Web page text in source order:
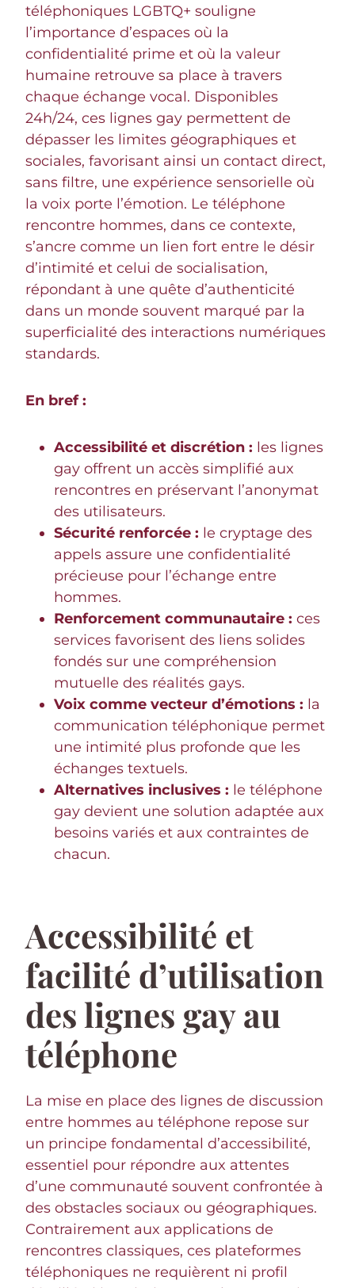
téléphoniques LGBTQ+ souligne
l’importance d’espaces où la
confidentialité prime et où la valeur
humaine retrouve sa place à travers
chaque échange vocal. Disponibles
24h/24, ces lignes gay permettent de
dépasser les limites géographiques et
sociales, favorisant ainsi un contact direct,
sans filtre, une expérience sensorielle où
la voix porte l’émotion. Le téléphone
rencontre hommes, dans ce contexte,
s’ancre comme un lien fort entre le désir
d’intimité et celui de socialisation,
répondant à une quête d’authenticité
dans un monde souvent marqué par la
superficialité des interactions numériques
standards.
En bref :
Accessibilité et discrétion : les lignes
gay offrent un accès simplifié aux
rencontres en préservant l’anonymat
des utilisateurs.
Sécurité renforcée : le cryptage des
appels assure une confidentialité
précieuse pour l’échange entre
hommes.
Renforcement communautaire : ces
services favorisent des liens solides
fondés sur une compréhension
mutuelle des réalités gays.
Voix comme vecteur d’émotions : la
communication téléphonique permet
une intimité plus profonde que les
échanges textuels.
Alternatives inclusives : le téléphone
gay devient une solution adaptée aux
besoins variés et aux contraintes de
chacun.
Accessibilité et
facilité d’utilisation
des lignes gay au
téléphone
La mise en place des lignes de discussion
entre hommes au téléphone repose sur
un principe fondamental d’accessibilité,
essentiel pour répondre aux attentes
d’une communauté souvent confrontée à
des obstacles sociaux ou géographiques.
Contrairement aux applications de
rencontres classiques, ces plateformes
téléphoniques ne requièrent ni profil